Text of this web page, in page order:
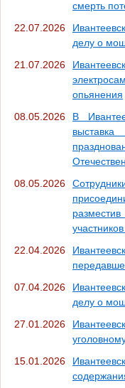
смерть
22.07.2026
делу о
21.07.2026
опьянения
08.05.2026
В
08.05.2026
22.04.2026
07.04.2026
делу о
27.01.2026
15.01.2026